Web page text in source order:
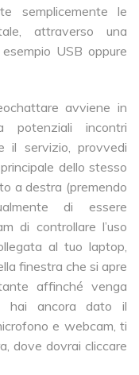
semplicemente le
attraverso una
USB oppure
avviene in
potenziali incontri
il servizio, provvedi
dello stesso
a destra (premendo
di essere
di controllare l’uso
al tuo laptop,
finestra che si apre
affinché venga
hai ancora dato il
e webcam, ti
dove dovrai cliccare